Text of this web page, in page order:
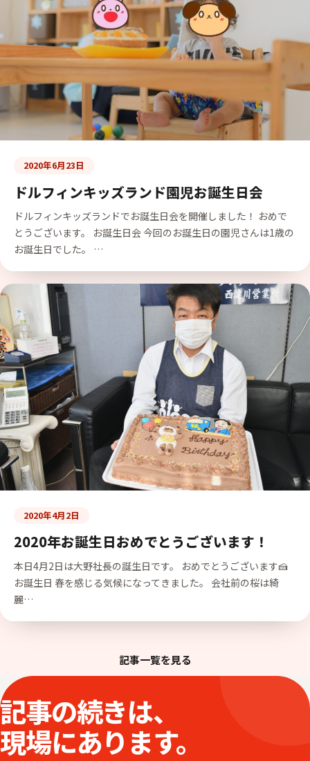
2020年6月23日
ドルフィンキッズランド園児お誕生日会
ドルフィンキッズランドでお誕生日会を開催しました！ おめで
とうございます。 お誕生日会 今回のお誕生日の園児さんは1歳の
お誕生日でした。 …
2020年4月2日
2020年お誕生日おめでとうございます！
本日4月2日は大野社長の誕生日です。 おめでとうございます🍰
お誕生日 春を感じる気候になってきました。 会社前の桜は綺
麗…
記事一覧を見る
記事の続きは、
現場にあります。